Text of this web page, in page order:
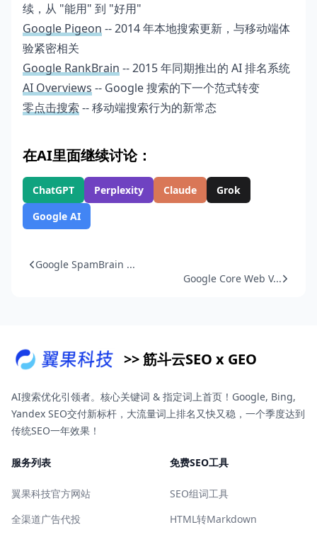
续，从 "能用" 到 "好用"
Google Pigeon -- 2014 年本地搜索更新，与移动端体
验紧密相关
Google RankBrain -- 2015 年同期推出的 AI 排名系统
AI Overviews -- Google 搜索的下一个范式转变
零点击搜索 -- 移动端搜索行为的新常态
在AI里面继续讨论：
ChatGPT Perplexity Claude
Grok
Google AI
Google SpamBrain ...
Google Core Web V...
>> 筋斗云SEO x GEO
AI搜索优化引领者。核心关键词 & 指定词上首页！Google, Bing,
Yandex SEO交付新标杆，大流量词上排名又快又稳，一个季度达到
传统SEO一年效果！
服务列表
翼果科技官方网站
全渠道广告代投
免费SEO工具
SEO组词工具
HTML转Markdown